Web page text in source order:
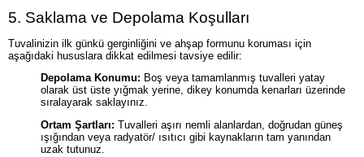
5. Saklama ve Depolama Koşulları
Tuvalinizin ilk günkü gerginliğini ve ahşap formunu koruması için
aşağıdaki hususlara dikkat edilmesi tavsiye edilir:
Depolama Konumu: Boş veya tamamlanmış tuvalleri yatay
olarak üst üste yığmak yerine, dikey konumda kenarları üzerinde
sıralayarak saklayınız.
Ortam Şartları: Tuvalleri aşırı nemli alanlardan, doğrudan güneş
ışığından veya radyatör/ ısıtıcı gibi kaynakların tam yanından
uzak tutunuz.